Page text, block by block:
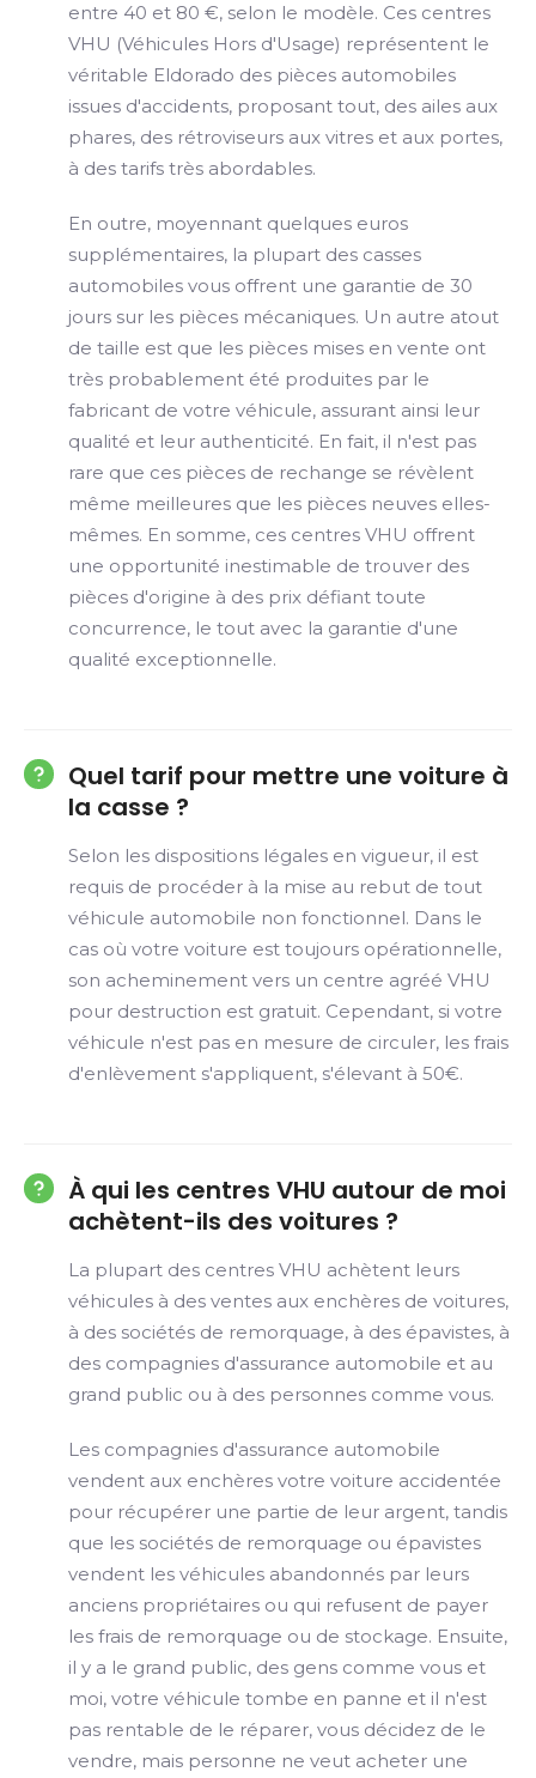
entre 40 et 80 €, selon le modèle. Ces centres
VHU (Véhicules Hors d'Usage) représentent le
véritable Eldorado des pièces automobiles
issues d'accidents, proposant tout, des ailes aux
phares, des rétroviseurs aux vitres et aux portes,
à des tarifs très abordables.
En outre, moyennant quelques euros
supplémentaires, la plupart des casses
automobiles vous offrent une garantie de 30
jours sur les pièces mécaniques. Un autre atout
de taille est que les pièces mises en vente ont
très probablement été produites par le
fabricant de votre véhicule, assurant ainsi leur
qualité et leur authenticité. En fait, il n'est pas
rare que ces pièces de rechange se révèlent
même meilleures que les pièces neuves elles-
mêmes. En somme, ces centres VHU offrent
une opportunité inestimable de trouver des
pièces d'origine à des prix défiant toute
concurrence, le tout avec la garantie d'une
qualité exceptionnelle.
Quel tarif pour mettre une voiture à
la casse ?
Selon les dispositions légales en vigueur, il est
requis de procéder à la mise au rebut de tout
véhicule automobile non fonctionnel. Dans le
cas où votre voiture est toujours opérationnelle,
son acheminement vers un centre agréé VHU
pour destruction est gratuit. Cependant, si votre
véhicule n'est pas en mesure de circuler, les frais
d'enlèvement s'appliquent, s'élevant à 50€.
À qui les centres VHU autour de moi
achètent-ils des voitures ?
La plupart des centres VHU achètent leurs
véhicules à des ventes aux enchères de voitures,
à des sociétés de remorquage, à des épavistes, à
des compagnies d'assurance automobile et au
grand public ou à des personnes comme vous.
Les compagnies d'assurance automobile
vendent aux enchères votre voiture accidentée
pour récupérer une partie de leur argent, tandis
que les sociétés de remorquage ou épavistes
vendent les véhicules abandonnés par leurs
anciens propriétaires ou qui refusent de payer
les frais de remorquage ou de stockage. Ensuite,
il y a le grand public, des gens comme vous et
moi, votre véhicule tombe en panne et il n'est
pas rentable de le réparer, vous décidez de le
vendre, mais personne ne veut acheter une